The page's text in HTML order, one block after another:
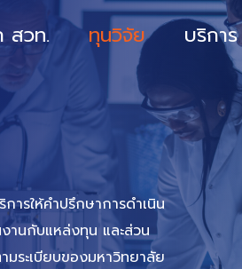
สวท. ทุนวิจัย บริการ
ารให้คำปรึกษาการดำเนิน
านกับแหล่งทุน และส่วน
มระเบียบของมหาวิทยาลัย